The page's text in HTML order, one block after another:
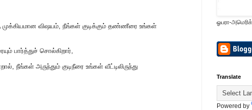
விஷயம், நீங்கள் குடிக்கும் தண்ணீரை உங்கள்
பார்த்துச் சொல்கிறார்,
நீங்கள் அருந்தும் குடிநீரை உங்கள் வீட்டிலிருந்து
ஓபரா-
Translate
Powered by